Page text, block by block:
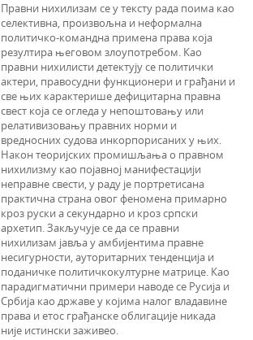
Правни нихилизам се у тексту рада поима као
селективна, произвољна и неформална
политичко-командна примена права која
резултира његовом злоупотребом. Као
правни нихилисти детектују се политички
актери, правосудни функционери и грађани и
све њих карактерише дефицитарна правна
свест која се огледа у непоштовању или
релативизовању правних норми и
вредносних судова инкорпорисаних у њих.
Након теоријских промишљања о правном
нихилизму као појавној манифестацији
неправне свести, у раду је портретисана
практична страна овог феномена примарно
кроз руски а секундарно и кроз српски
архетип. Закључује се да се правни
нихилизам јавља у амбијентима правне
несигурности, ауторитарних тенденција и
поданичке политичкокултурне матрице. Као
парадигматични примери наводе се Русија и
Србија као државе у којима налог владавине
права и етос грађанске облигације никада
није истински заживео.